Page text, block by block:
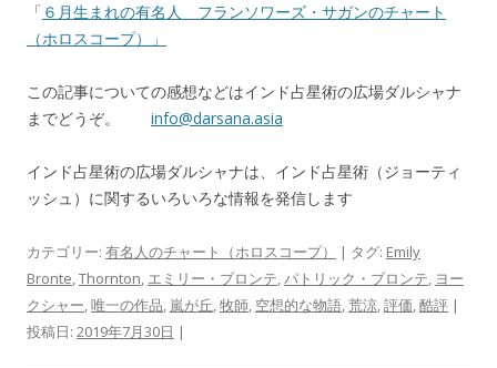
「 ６月生まれの有名人 フランソワーズ・サガンのチャート
（ホロスコープ）」
この記事についての感想などはインド占星術の広場ダルシャナ
までどうぞ。 info@darsana.asia
インド占星術の広場ダルシャナは、インド占星術（ジョーティ
ッシュ）に関するいろいろな情報を発信します
カテゴリー: 有名人のチャート（ホロスコープ） | タグ: Emily
Bronte,Thornton, エミリー・ブロンテ,パトリック・ブロンテ, ヨー
クシャー,唯一の作品, 嵐が丘,牧師, 空想的な物語,荒涼,評価,酷評 |
投稿日: 2019年7月30日 |